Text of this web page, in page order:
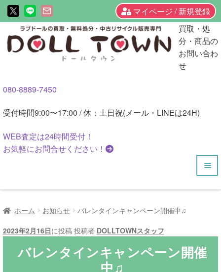
マイページ / 新規登録
ビ
ゲ
ョ
へ
キ
ッ
ン
テ
へ
キ
プ
買取・処
分・商品の
お問い合わ
せ
080-8889-7450
受付時間9:00〜17:00 / 休：土日祝(メール・LINEは24H)
WEB査定は24時間受付！
お気軽にお問合せください！
HOME
商品一覧
ホーム お知らせ バレンタインキャンペーン開催中♫
2023年2月16日に投稿 投稿者 DOLLTOWNスタッフ
バレンタインキャンペーン開催
中♫